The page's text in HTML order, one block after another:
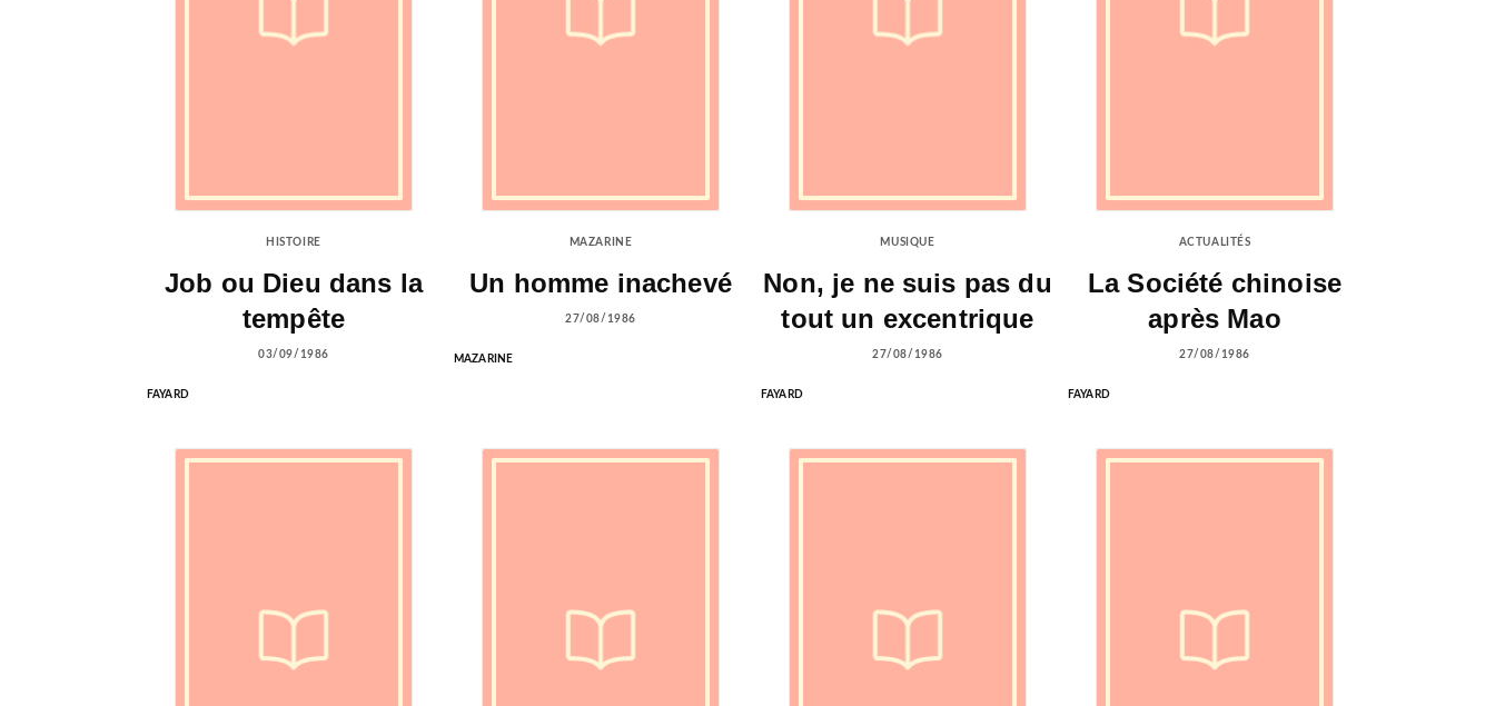
HISTOIRE
Job ou Dieu dans la
tempête
03/09/1986
FAYARD
MAZARINE
Un homme inachevé
27/08/1986
MAZARINE
MUSIQUE
Non, je ne suis pas du
tout un excentrique
27/08/1986
FAYARD
ACTUALITÉS
La Société chinoise
après Mao
27/08/1986
FAYARD